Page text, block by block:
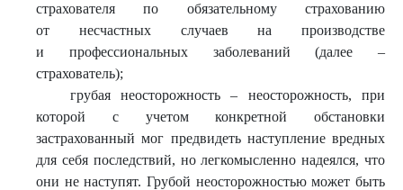
страхователя по обязательному страхованию
от несчастных случаев на производстве
и профессиональных заболеваний (далее –
страхователь);
грубая неосторожность – неосторожность, при
которой с учетом конкретной обстановки
застрахованный мог предвидеть наступление вредных
для себя последствий, но легкомысленно надеялся, что
они не наступят. Грубой неосторожностью может быть